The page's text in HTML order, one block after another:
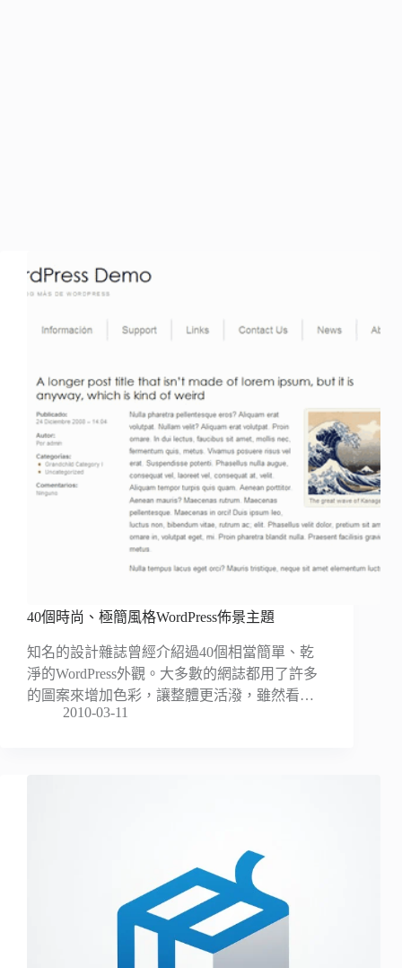
40個時尚、極簡風格WordPress佈景主題
知名的設計雜誌曾經介紹過40個相當簡單、乾
淨的WordPress外觀。大多數的網誌都用了許多
的圖案來增加色彩，讓整體更活潑，雖然看…
2010-03-11